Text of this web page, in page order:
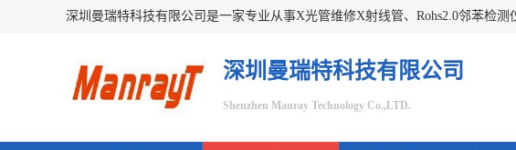
深圳曼瑞特科技有限公司
Shenzhen Manray Technology Co.,LTD.